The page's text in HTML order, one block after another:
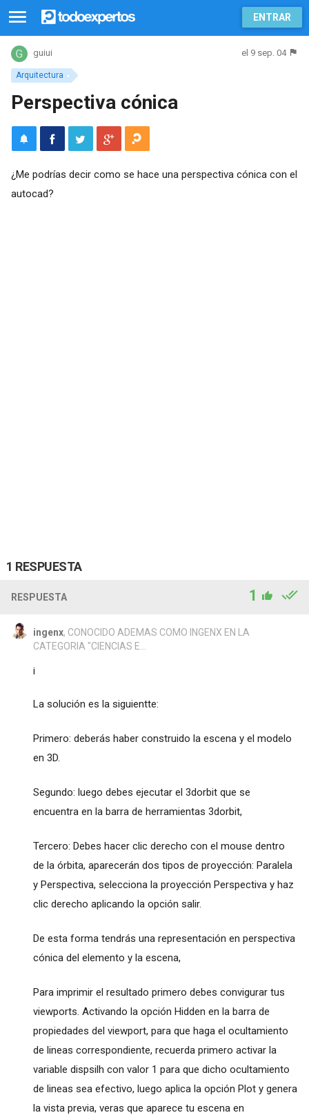
ENTRAR
Arquitectura
guiui el 9 sep. 04
Perspectiva cónica
¿Me podrías decir como se hace una perspectiva cónica con el
autocad?
1 RESPUESTA
RESPUESTA 1
ingenx, CONOCIDO ADEMAS COMO INGENX EN LA
CATEGORIA "CIENCIAS E...
¡
La solución es la siguientte:
Primero: deberás haber construido la escena y el modelo
en 3D.
Segundo: luego debes ejecutar el 3dorbit que se
encuentra en la barra de herramientas 3dorbit,
Tercero: Debes hacer clic derecho con el mouse dentro
de la órbita, aparecerán dos tipos de proyección: Paralela
y Perspectiva, selecciona la proyección Perspectiva y haz
clic derecho aplicando la opción salir.
De esta forma tendrás una representación en perspectiva
cónica del elemento y la escena,
Para imprimir el resultado primero debes convigurar tus
viewports. Activando la opción Hidden en la barra de
propiedades del viewport, para que haga el ocultamiento
de lineas correspondiente, recuerda primero activar la
variable dispsilh con valor 1 para que dicho ocultamiento
de lineas sea efectivo, luego aplica la opción Plot y genera
la vista previa, veras que aparece tu escena en